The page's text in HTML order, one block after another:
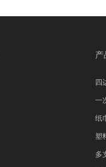
产
四
一
纸
塑
多